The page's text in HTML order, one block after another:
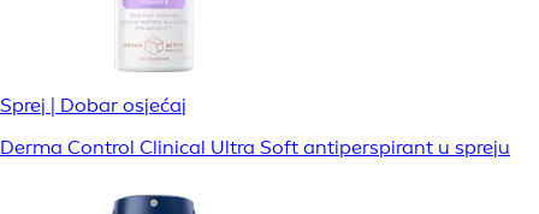
Sprej | Dobar osjećaj
Derma Control Clinical Ultra Soft antiperspirant u spreju